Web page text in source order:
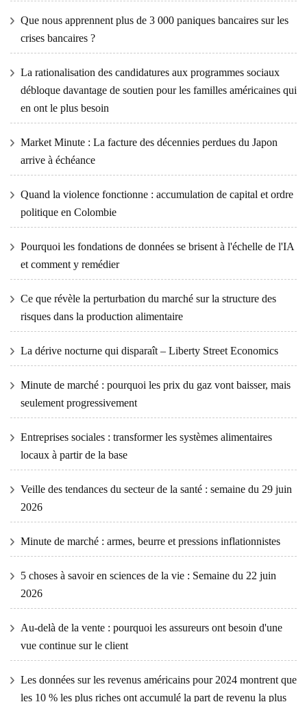
Que nous apprennent plus de 3 000 paniques bancaires sur les
crises bancaires ?
La rationalisation des candidatures aux programmes sociaux
débloque davantage de soutien pour les familles américaines qui
en ont le plus besoin
Market Minute : La facture des décennies perdues du Japon
arrive à échéance
Quand la violence fonctionne : accumulation de capital et ordre
politique en Colombie
Pourquoi les fondations de données se brisent à l'échelle de l'IA
et comment y remédier
Ce que révèle la perturbation du marché sur la structure des
risques dans la production alimentaire
La dérive nocturne qui disparaît – Liberty Street Economics
Minute de marché : pourquoi les prix du gaz vont baisser, mais
seulement progressivement
Entreprises sociales : transformer les systèmes alimentaires
locaux à partir de la base
Veille des tendances du secteur de la santé : semaine du 29 juin
2026
Minute de marché : armes, beurre et pressions inflationnistes
5 choses à savoir en sciences de la vie : Semaine du 22 juin
2026
Au-delà de la vente : pourquoi les assureurs ont besoin d'une
vue continue sur le client
Les données sur les revenus américains pour 2024 montrent que
les 10 % les plus riches ont accumulé la part de revenu la plus